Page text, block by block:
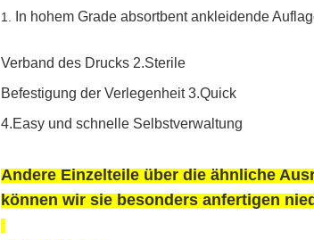
1. In hohem Grade absortbent ankleidende
Verband des Drucks 2.Sterile
Befestigung der Verlegenheit 3.Quick
4.Easy und schnelle Selbstverwaltung
Andere Einzelteile über die ähnliche
können wir sie besonders anfertigen